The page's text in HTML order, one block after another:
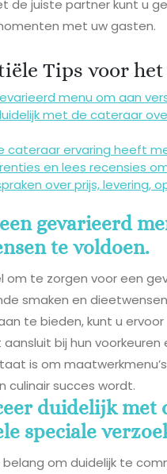
de juiste partner kunt u
met uw gasten.
Tips voor
menu om aan
met de cateraar
cateraar ervaring heeft
en lees recensies
over prijs, levering,
gevarieerd
te voldoen.
om te zorgen voor een
smaken en
te bieden, kunt u
bij hun
is om
culinair succes wordt.
duidelijk met
speciale
belang om duidelijk te